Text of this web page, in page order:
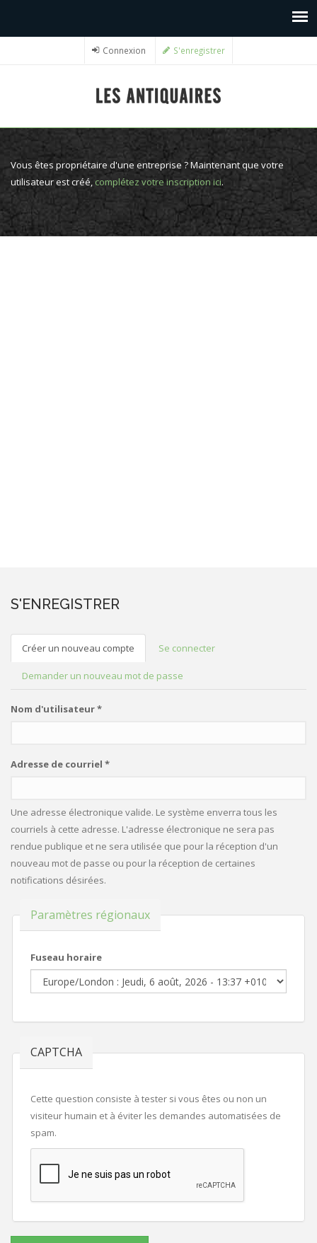
Connexion S'enregistrer
Vous êtes propriétaire d'une entreprise ? Maintenant que votre
utilisateur est créé, complétez votre inscription ici.
S'ENREGISTRER
ONGLETS PRINCIPAUX
Créer un nouveau compte (ongletSe connecter
Demander un nouveau mot de passe
Nom d'utilisateur*
Adresse de courriel *
Une adresse électronique valide. Le système enverra tous les
courriels à cette adresse. L'adresse électronique ne sera pas
rendue publique et ne sera utilisée que pour la réception d'un
nouveau mot de passe ou pour la réception de certaines
notifications désirées.
Masquer
Paramètres régionaux
Fuseau horaire
CAPTCHA
Cette question consiste à tester si vous êtes ou non un
visiteur humain et à éviter les demandes automatisées de
spam.